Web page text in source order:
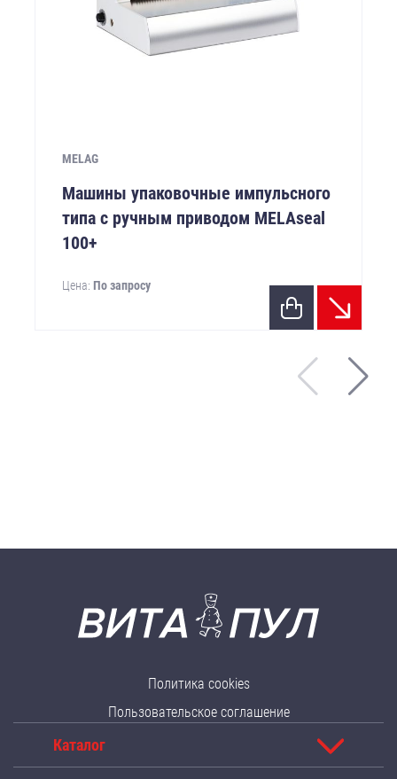
MELAG
Машины упаковочные импульсного
типа с ручным приводом MELAseal
100+
Цена: По запросу
Политика cookies
Пользовательское соглашение
Каталог